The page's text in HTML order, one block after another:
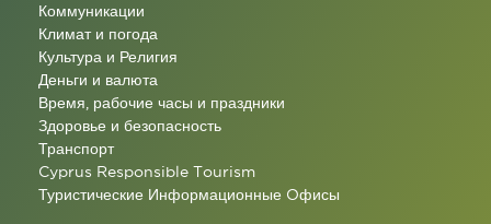
Коммуникации
Климат и погода
Культура и Религия
Деньги и валюта
Время, рабочие часы и праздники
Здоровье и безопасность
Транспорт
Cyprus Responsible Tourism
Туристические Информационные Oфисы